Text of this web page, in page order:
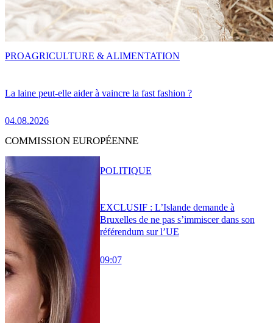
La laine peut-elle aider à vaincre la fast fashion ?
04.08.2026
PROAGRICULTURE & ALIMENTATION
COMMISSION EUROPÉENNE
EXCLUSIF : L’Islande demande à
Bruxelles de ne pas s’immiscer dans son
référendum sur l’UE
09:07
POLITIQUE